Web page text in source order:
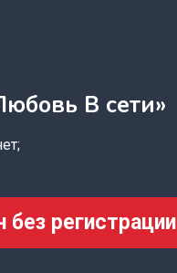
В сети»
без регистрации